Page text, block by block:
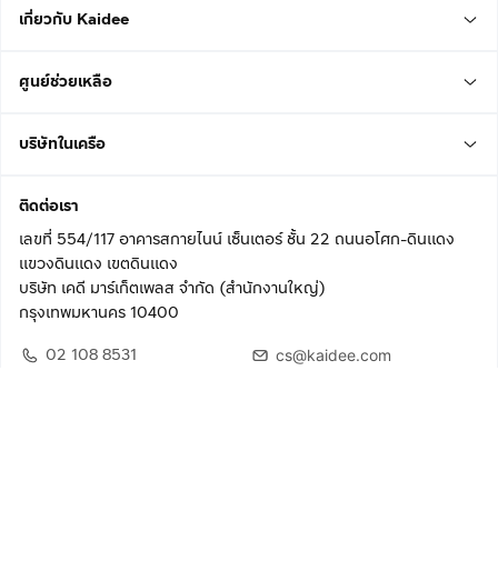
เกี่ยวกับ Kaidee
ศูนย์ช่วยเหลือ
บริษัทในเครือ
ติดต่อเรา
เลขที่ 554/117 อาคารสกายไนน์ เซ็นเตอร์ ชั้น 22 ถนนอโศก-ดินแดง
แขวงดินแดง เขตดินแดง
บริษัท เคดี มาร์เก็ตเพลส จำกัด (สำนักงานใหญ่)
กรุงเทพมหานคร 10400
02 108 8531
cs@kaidee.com